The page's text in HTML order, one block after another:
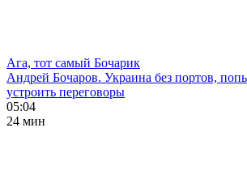
Ага, тот самый Бочарик
Андрей Бочаров. Украина без портов,
устроить переговоры
05:04
24 мин